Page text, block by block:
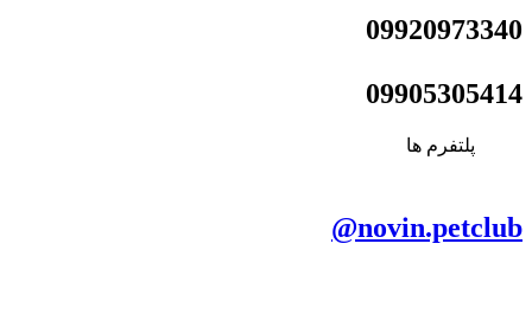
09920973340
09905305414
پلتفرم ها
novin.petclub@